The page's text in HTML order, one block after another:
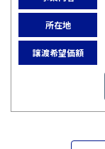
所在地
譲渡希望価額